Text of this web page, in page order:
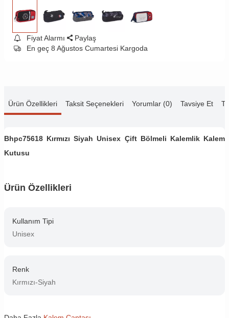
Fiyat Alarmı
Paylaş
En geç 8 Ağustos Cumartesi Kargoda
Ürün Özellikleri Taksit Seçenekleri Yorumlar (0) Tavsiye Et
Bhpc75618 Kırmızı Siyah Unisex Çift Bölmeli Kalemlik Kalem
Kutusu
Ürün Özellikleri
Kullanım Tipi
Unisex
Renk
Kırmızı-Siyah